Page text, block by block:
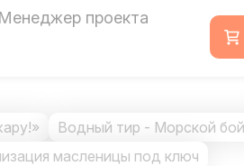
Менеджер проекта
Водный тир - Морской
масленицы под ключ